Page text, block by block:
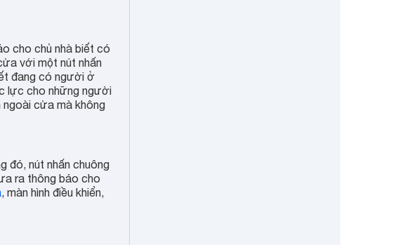
cho chủ nhà biết có
với một nút nhấn
đang có người ở
lực cho những người
ngoài cửa mà không
đó, nút nhấn chuông
ra thông báo cho
, màn hình điều khiển,